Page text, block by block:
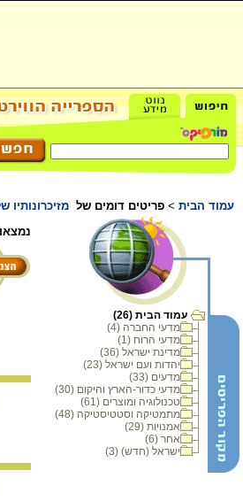
עמוד הבית > פריטים דומים של
עמוד הבית (26)
מדעי החברה (4)
מדעי הרוח (1)
מדינת ישראל (36)
יהדות ועם ישראל (23)
מדעים (33)
מדעי כדור-הארץ והיקום (30)
טכנולוגיה ומוצרים (61)
מתמטיקה וסטטיסטיקה (48)
אמנויות (29)
אחר (6)
ישראל (חדש) (3)